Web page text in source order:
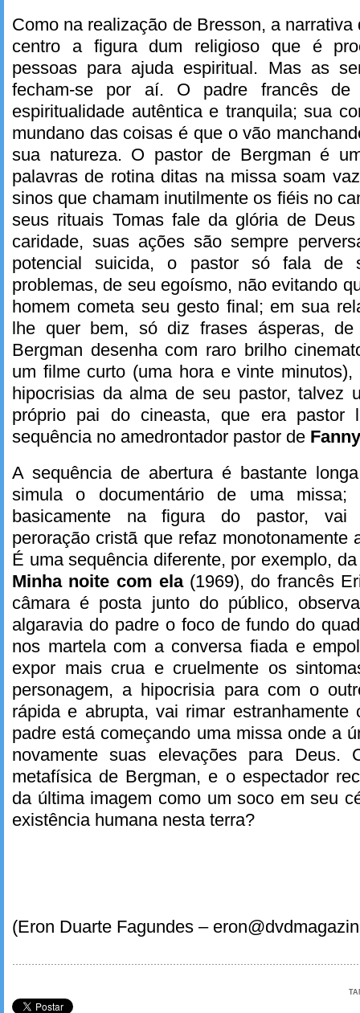
Como na realização de Bresson, a
centro a figura dum religioso que é
pessoas para ajuda espiritual. Mas as
fecham-se por aí. O padre francês de
espiritualidade autêntica e tranquila; sua
mundano das coisas é que o vão
sua natureza. O pastor de Bergman é
palavras de rotina ditas na missa soam
sinos que chamam inutilmente os fiéis no
seus rituais Tomas fale da glória de
caridade, suas ações são sempre
potencial suicida, o pastor só fala de
problemas, de seu egoísmo, não evitando
homem cometa seu gesto final; em sua
lhe quer bem, só diz frases ásperas,
Bergman desenha com raro brilho
um filme curto (uma hora e vinte
hipocrisias da alma de seu pastor, talvez
próprio pai do cineasta, que era pastor
sequência no amedrontador pastor de
A sequência de abertura é bastante
simula o documentário de uma missa;
basicamente na figura do pastor, vai
peroração cristã que refaz monotonamente
É uma sequência diferente, por exemplo,
Minha noite com ela (1969), do francês
câmara é posta junto do público,
algaravia do padre o foco de fundo do
nos martela com a conversa fiada e
expor mais crua e cruelmente os
personagem, a hipocrisia para com o
rápida e abrupta, vai rimar
padre está começando uma missa onde a
novamente suas elevações para Deus.
metafísica de Bergman, e o espectador
da última imagem como um soco em seu
existência humana nesta terra?
(Eron Duarte Fagundes –